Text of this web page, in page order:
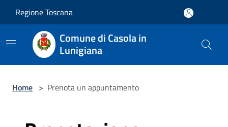
Regione Toscana
Comune di Casola in
Lunigiana
Home > Prenota un appuntamento